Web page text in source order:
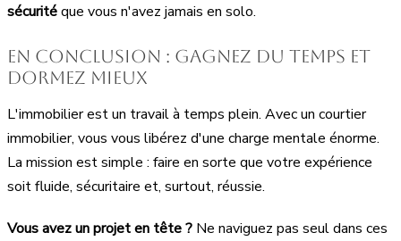
sécuritéque vous n'avez jamais en solo.
En conclusion : gagnez du temps et
dormez mieux
L'immobilier est un travail à temps plein. Avec un courtier
immobilier, vous vous libérez d'une charge mentale énorme.
La mission est simple : faire en sorte que votre expérience
soit fluide, sécuritaire et, surtout, réussie.
Vous avez un projet en tête ? Ne naviguez pas seul dans ces